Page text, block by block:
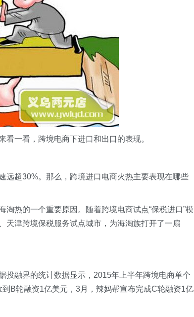
一看，跨境电商下进口和出口的表现。
远超30%。那么，跨境进口电商火热主要表现在哪些
热的一个重要原因。随着跨境电商试点“保税进口”模
天津跨境保税服务试点城市，为海淘族打开了一扇
投融界的统计数据显示，2015年上半年跨境电商单个
B轮融资1亿美元，3月，辣妈帮宣布完成C轮融资1亿